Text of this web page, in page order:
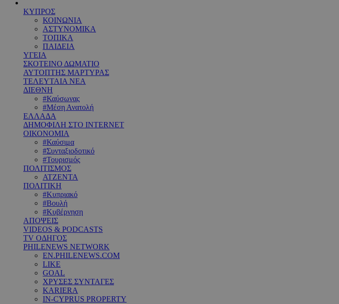
ΚΥΠΡΟΣ
ΚΟΙΝΩΝΙΑ
ΑΣΤΥΝΟΜΙΚΑ
ΤΟΠΙΚΑ
ΠΑΙΔΕΙΑ
ΥΓΕΙΑ
ΣΚΟΤΕΙΝΟ ΔΩΜΑΤΙΟ
ΑΥΤΟΠΤΗΣ ΜΑΡΤΥΡΑΣ
ΤΕΛΕΥΤΑΙΑ ΝΕΑ
ΔΙΕΘΝΗ
#Καύσωνας
#Μέση Ανατολή
ΕΛΛΑΔΑ
ΔΗΜΟΦΙΛΗ ΣΤΟ INTERNET
ΟΙΚΟΝΟΜΙΑ
#Καύσιμα
#Συνταξιοδοτικό
#Τουρισμός
ΠΟΛΙΤΙΣΜΟΣ
ΑΤΖΕΝΤΑ
ΠΟΛΙΤΙΚΗ
#Κυπριακό
#Βουλή
#Κυβέρνηση
ΑΠΟΨΕΙΣ
VIDEOS & PODCASTS
TV ΟΔΗΓΟΣ
PHILENEWS NETWORK
EN.PHILENEWS.COM
LIKE
GOAL
ΧΡΥΣΕΣ ΣΥΝΤΑΓΕΣ
KARIERA
IN-CYPRUS PROPERTY